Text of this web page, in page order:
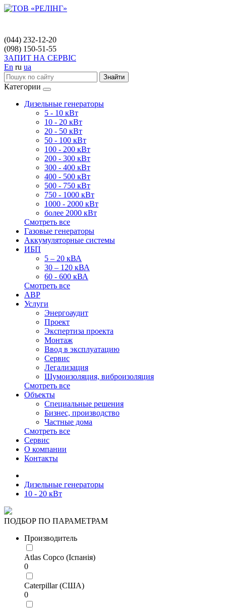
(044) 232-12-20
(098) 150-51-55
ЗАПИТ НА СЕРВІС
En ru ua
Знайти
Категории
Дизельные генераторы
5 - 10 кВт
10 - 20 кВт
20 - 50 кВт
50 - 100 кВт
100 - 200 кВт
200 - 300 кВт
300 - 400 кВт
400 - 500 кВт
500 - 750 кВт
750 - 1000 кВт
1000 - 2000 кВт
более 2000 кВт
Смотреть все
Газовые генераторы
Аккумуляторные системы
ИБП
5 – 20 кВА
30 – 120 кВА
60 - 600 кВА
Смотреть все
АВР
Услуги
Энергоаудит
Проект
Экспертиза проекта
Монтаж
Ввод в эксплуатацию
Сервис
Легализация
Шумоизоляция, виброизоляция
Смотреть все
Объекты
Специальные решения
Бизнес, производство
Частные дома
Смотреть все
Сервис
О компании
Контакты
Дизельные генераторы
10 - 20 кВт
ПОДБОР ПО ПАРАМЕТРАМ
Производитель
Atlas Copco (Іспанія)
0
Caterpillar (США)
0